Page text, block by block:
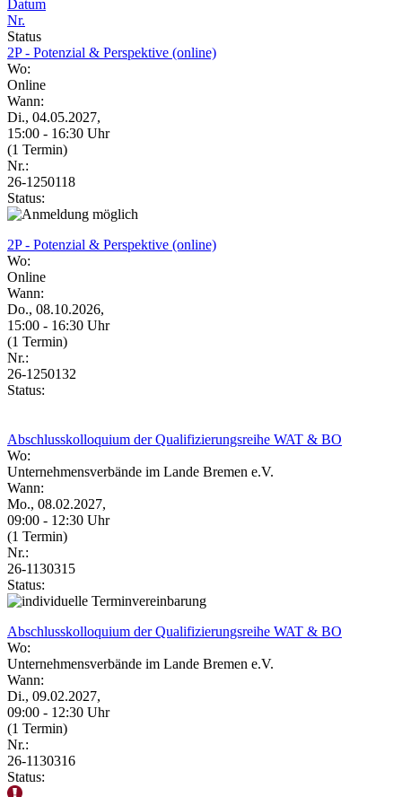
Datum
Nr.
Status
2P - Potenzial & Perspektive (online)
Wo:
Online
Wann:
Di., 04.05.2027,
15:00 - 16:30 Uhr
(1 Termin)
Nr.:
26-1250118
Status:
2P - Potenzial & Perspektive (online)
Wo:
Online
Wann:
Do., 08.10.2026,
15:00 - 16:30 Uhr
(1 Termin)
Nr.:
26-1250132
Status:
Abschlusskolloquium der Qualifizierungsreihe WAT & BO
Wo:
Unternehmensverbände im Lande Bremen e.V.
Wann:
Mo., 08.02.2027,
09:00 - 12:30 Uhr
(1 Termin)
Nr.:
26-1130315
Status:
Abschlusskolloquium der Qualifizierungsreihe WAT & BO
Wo:
Unternehmensverbände im Lande Bremen e.V.
Wann:
Di., 09.02.2027,
09:00 - 12:30 Uhr
(1 Termin)
Nr.:
26-1130316
Status: